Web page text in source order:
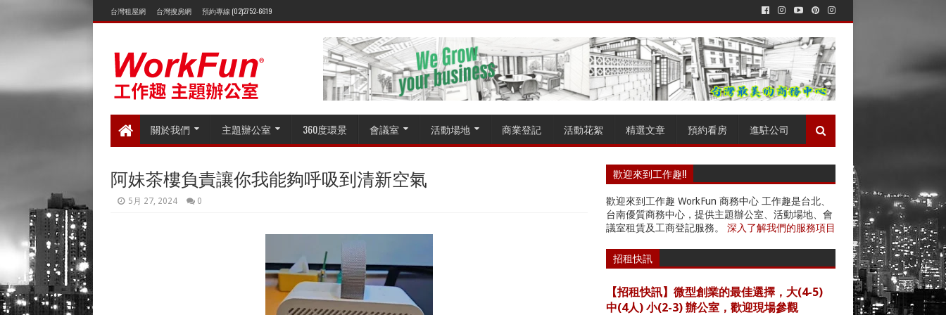
台灣租屋網 台灣搜房網 預約專線 (02)2752-6619
關於我們 主題辦公室 360度環景 會議室 活動場地 商業登記 活動花絮 精選文章 預約看房 進駐公司
阿妹茶樓負責讓你我能夠呼吸到清新空氣
5月 27, 2024 0
歡迎來到工作趣!!
歡迎來到工作趣 WorkFun 商務中心 工作趣是台北、
台南優質商務中心，提供主題辦公室、活動場地、會
議室租賃及工商登記服務。 深入了解我們的服務項目
招租快訊
【招租快訊】微型創業的最佳選擇，大(4-5)
中(4人) 小(2-3) 辦公室，歡迎現場參觀